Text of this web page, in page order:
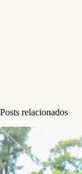
Posts relacionados